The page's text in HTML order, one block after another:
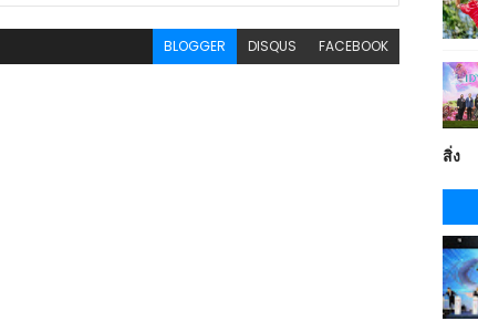
BLOGGER DISQUS FACEBOOK
สิ่ง